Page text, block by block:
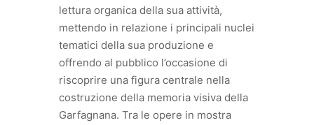
lettura organica della sua attività,
mettendo in relazione i principali nuclei
tematici della sua produzione e
offrendo al pubblico l’occasione di
riscoprire una figura centrale nella
costruzione della memoria visiva della
Garfagnana. Tra le opere in mostra